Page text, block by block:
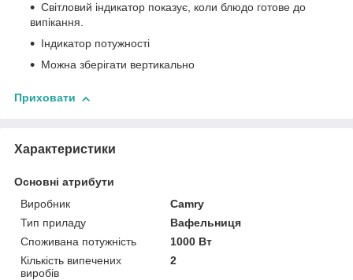
Світловий індикатор показує, коли блюдо готове до
випікання.
Індикатор потужності
Можна зберігати вертикально
Приховати
Характеристики
Основні атрибути
Виробник
Camry
Тип приладу
Вафельниця
Споживана потужність
1000 Вт
Кількість випечених
виробів
2